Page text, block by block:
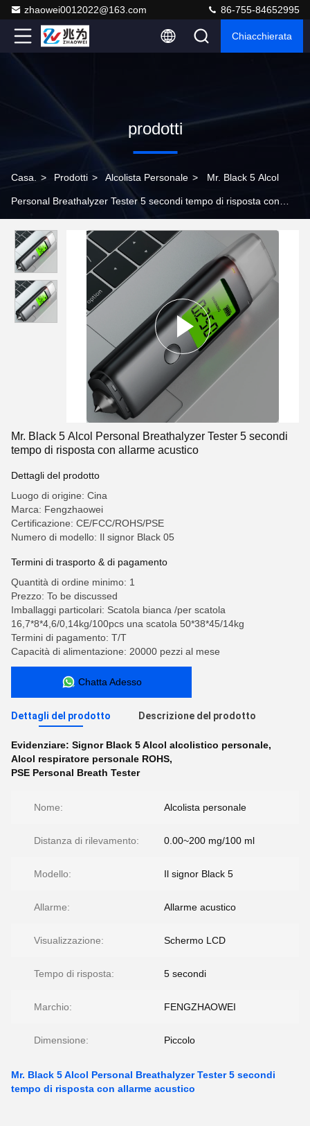
zhaowei0012022@163.com 86-755-84652995
Chiacchierata
prodotti
Casa. > Prodotti > Alcolista Personale > Mr. Black 5 Alcol
Personal Breathalyzer Tester 5 secondi tempo di risposta con
Mr. Black 5 Alcol Personal Breathalyzer Tester 5 secondi
tempo di risposta con allarme acustico
Dettagli del prodotto
Luogo di origine: Cina
Marca: Fengzhaowei
Certificazione: CE/FCC/ROHS/PSE
Numero di modello: Il signor Black 05
Termini di trasporto & di pagamento
Quantità di ordine minimo: 1
Prezzo: To be discussed
Imballaggi particolari: Scatola bianca /per scatola
16,7*8*4,6/0,14kg/100pcs una scatola 50*38*45/14kg
Termini di pagamento: T/T
Capacità di alimentazione: 20000 pezzi al mese
Chatta Adesso
Dettagli del prodotto Descrizione del prodotto
Evidenziare: Signor Black 5 Alcol alcolistico personale,
Alcol respiratore personale ROHS,
PSE Personal Breath Tester
Nome: Alcolista personale
Distanza di rilevamento: 0.00~200 mg/100 ml
Modello: Il signor Black 5
Allarme: Allarme acustico
Visualizzazione: Schermo LCD
Tempo di risposta: 5 secondi
Marchio: FENGZHAOWEI
Dimensione: Piccolo
Mr. Black 5 Alcol Personal Breathalyzer Tester 5 secondi
tempo di risposta con allarme acustico